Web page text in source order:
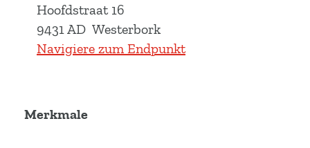
Hoofdstraat 16
9431 AD Westerbork
Navigiere zum Endpunkt
Merkmale